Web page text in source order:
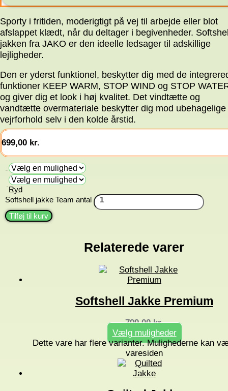
Sporty i fritiden, moderigtigt på vej til arbejde eller blot
afslappet klædt, når du deltager i begivenheder.
jakken fra JAKO er den ideelle ledsager til adskillige
lejligheder.
Den er yderst funktionel, beskytter dig med de
funktioner KEEP WARM, STOP WIND og STOP
og giver dig et look i høj kvalitet. Det vindtætte og
vandtætte overmateriale beskytter dig mod ubehagelige
vejrforhold selv i den kolde årstid.
699,00 kr.
Ryd
Softshell jakke Team antal
Tilføj til kurv
Relaterede varer
Softshell Jakke Premium
799,00kr.
Vælg muligheder
Dette vare har flere varianter. Mulighederne kan
varesiden